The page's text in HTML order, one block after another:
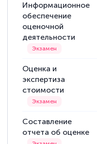
Светлана К
Знаток города 7
10 марта
быстро ответили,
Обучение
количество
прохождения
аттестации,
Информационное
обеспечение
оценочной
деятельности
Оценка и
экспертиза
стоимости
Составление
отчета об оценке